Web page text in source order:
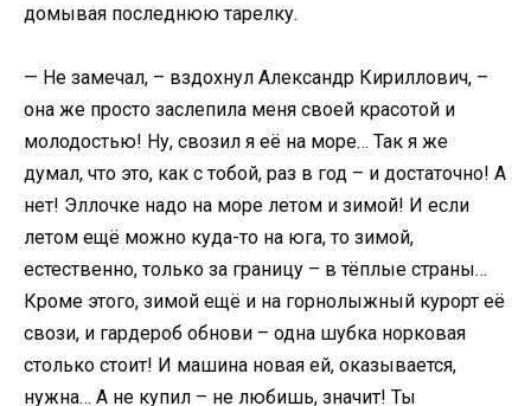
домывая последнюю тарелку.
— Не замечал, – вздохнул Александр Кириллович, –
она же просто заслепила меня своей красотой и
молодостью! Ну, свозил я её на море… Так я же
думал, что это, как с тобой, раз в год – и достаточно! А
нет! Эллочке надо на море летом и зимой! И если
летом ещё можно куда-то на юга, то зимой,
естественно, только за границу – в тёплые страны…
Кроме этого, зимой ещё и на горнолыжный курорт её
свози, и гардероб обнови – одна шубка норковая
столько стоит! И машина новая ей, оказывается,
нужна… А не купил – не любишь, значит! Ты